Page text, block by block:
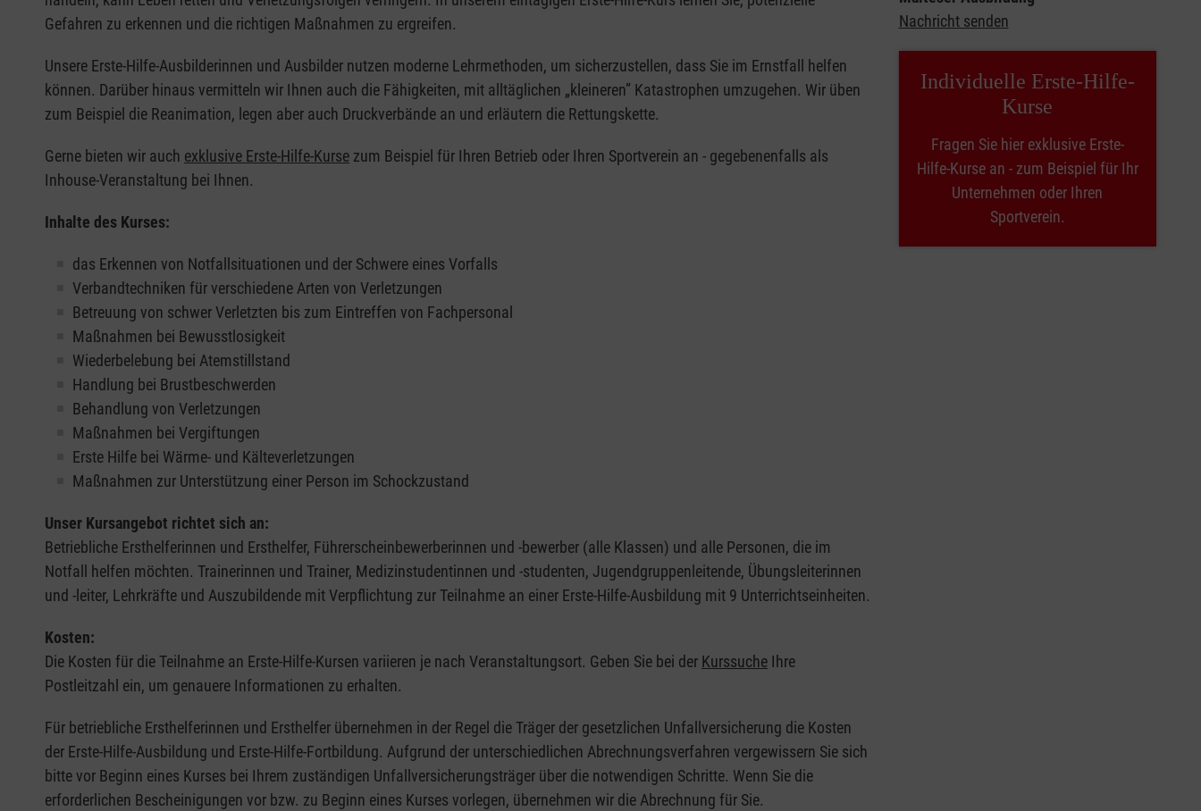
Gefahren zu erkennen und die richtigen Maßnahmen zu ergreifen.
Unsere Erste-Hilfe-Ausbilderinnen und Ausbilder nutzen moderne Lehrmethoden, um sicherzustellen, dass Sie im Ernstfall helfen
können. Darüber hinaus vermitteln wir Ihnen auch die Fähigkeiten, mit alltäglichen „kleineren” Katastrophen umzugehen. Wir üben
zum Beispiel die Reanimation, legen aber auch Druckverbände an und erläutern die Rettungskette.
Gerne bieten wir auch exklusive Erste-Hilfe-Kurse zum Beispiel für Ihren Betrieb oder Ihren Sportverein an - gegebenenfalls als
Inhouse-Veranstaltung bei Ihnen.
Inhalte des Kurses:
das Erkennen von Notfallsituationen und der Schwere eines Vorfalls
Verbandtechniken für verschiedene Arten von Verletzungen
Betreuung von schwer Verletzten bis zum Eintreffen von Fachpersonal
Maßnahmen bei Bewusstlosigkeit
Wiederbelebung bei Atemstillstand
Handlung bei Brustbeschwerden
Behandlung von Verletzungen
Maßnahmen bei Vergiftungen
Erste Hilfe bei Wärme- und Kälteverletzungen
Maßnahmen zur Unterstützung einer Person im Schockzustand
Unser Kursangebot richtet sich an:
Betriebliche Ersthelferinnen und Ersthelfer, Führerscheinbewerberinnen und -bewerber (alle Klassen) und alle Personen, die im
Notfall helfen möchten. Trainerinnen und Trainer, Medizinstudentinnen und -studenten, Jugendgruppenleitende, Übungsleiterinnen
und -leiter, Lehrkräfte und Auszubildende mit Verpflichtung zur Teilnahme an einer Erste-Hilfe-Ausbildung mit 9 Unterrichtseinheiten.
Kosten:
Die Kosten für die Teilnahme an Erste-Hilfe-Kursen variieren je nach Veranstaltungsort. Geben Sie bei der Kurssuche Ihre
Postleitzahl ein, um genauere Informationen zu erhalten.
Für betriebliche Ersthelferinnen und Ersthelfer übernehmen in der Regel die Träger der gesetzlichen Unfallversicherung die Kosten
der Erste-Hilfe-Ausbildung und Erste-Hilfe-Fortbildung. Aufgrund der unterschiedlichen Abrechnungsverfahren vergewissern Sie sich
bitte vor Beginn eines Kurses bei Ihrem zuständigen Unfallversicherungsträger über die notwendigen Schritte. Wenn Sie die
erforderlichen Bescheinigungen vor bzw. zu Beginn eines Kurses vorlegen, übernehmen wir die Abrechnung für Sie.
Nachricht senden
Individuelle Erste-Hilfe-
Kurse
Fragen Sie hier exklusive Erste-
Hilfe-Kurse an - zum Beispiel für Ihr
Unternehmen oder Ihren
Sportverein.